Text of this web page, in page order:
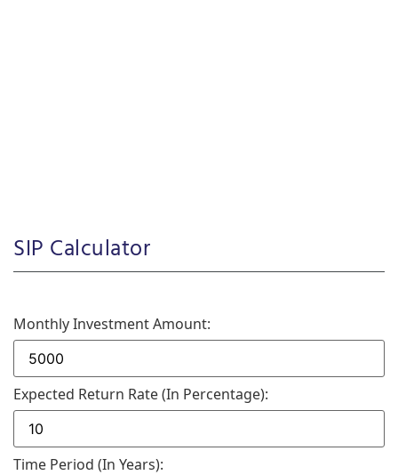
SIP Calculator
Monthly Investment Amount:
Expected Return Rate (in Percentage):
Time Period (in Years):